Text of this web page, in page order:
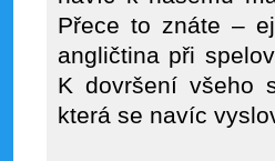
Přece to znáte –
angličtina při
K dovršení všeho
která se navíc